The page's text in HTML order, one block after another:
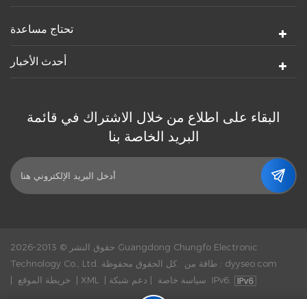
تحتاج مساعدة
أحدث الأخبار
البقاء على اطلاع من خلال الاشتراك في قائمة
البريد الخاصة بنا
حقوق النشر © 2013-2026 Guangdong Chungfo Electronic
طاقة من : dyyseo.com
|
خريطة الموقع | XML | سياسة خاصة | دعم شبكة IPv6.